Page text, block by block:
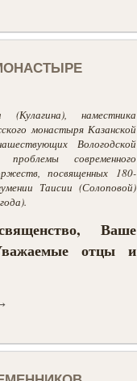
наместника
монастыря Казанской
Вологодской
современного
посвященных 180-
Таисии (Солоповой)
Ваше
отцы и